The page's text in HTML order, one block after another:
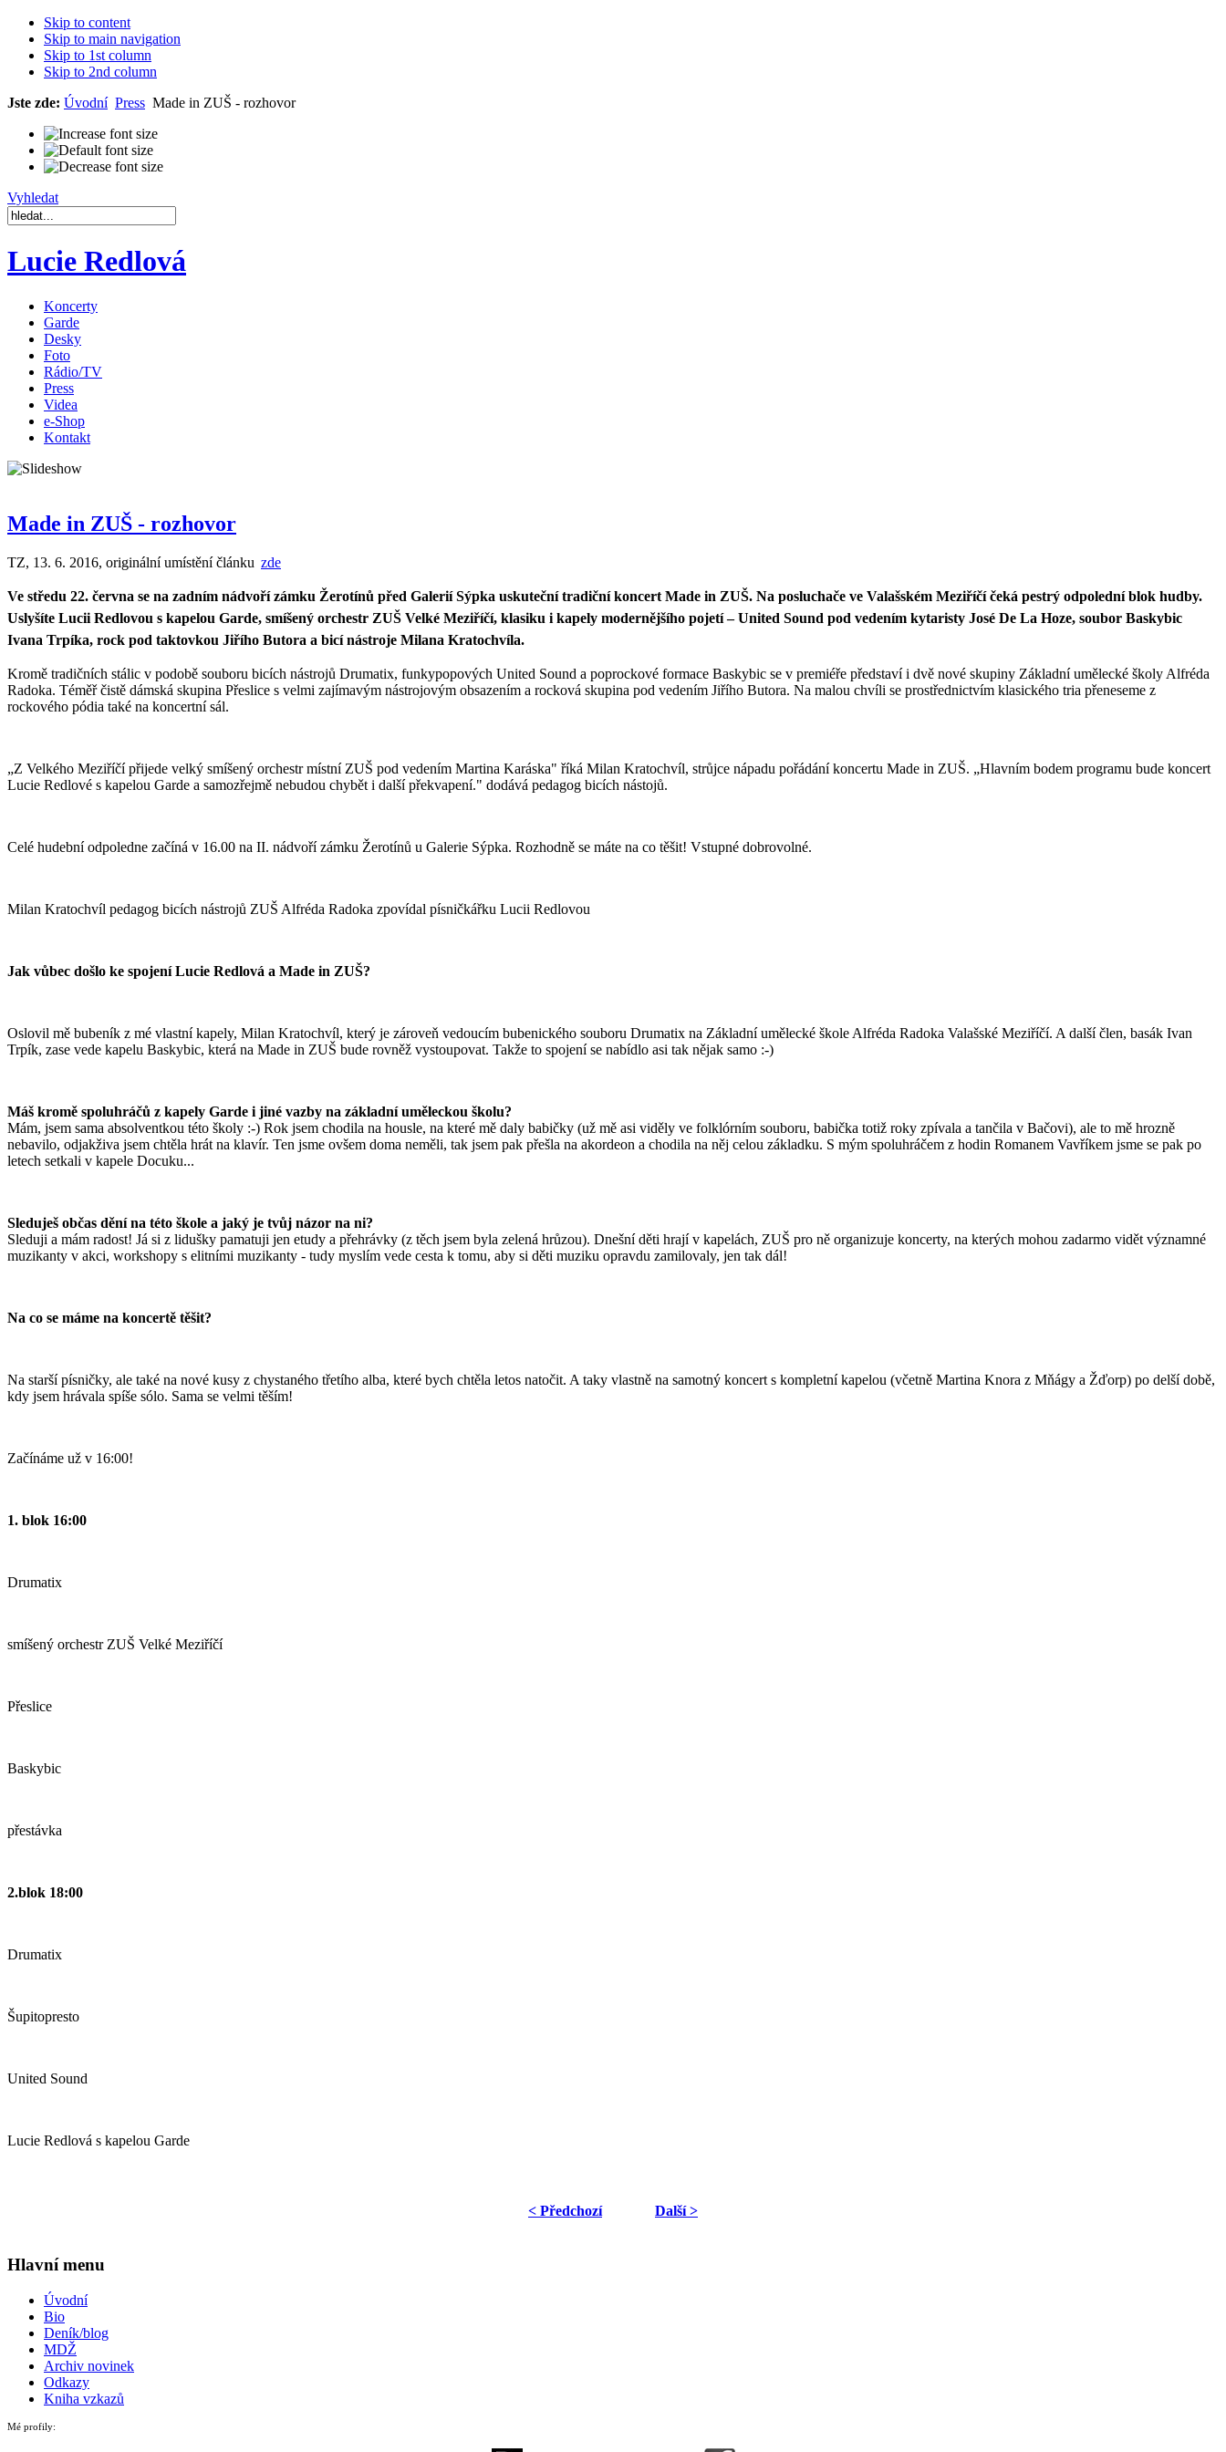
Skip to content
Skip to main navigation
Skip to 1st column
Skip to 2nd column
Jste zde: Úvodní Press Made in ZUŠ - rozhovor
Vyhledat
Lucie Redlová
Koncerty
Garde
Desky
Foto
Rádio/TV
Press
Videa
e-Shop
Kontakt
Made in ZUŠ - rozhovor
TZ, 13. 6. 2016, originální umístění článku zde
Ve středu 22. června se na zadním nádvoří zámku Žerotínů před Galerií Sýpka uskuteční tradiční koncert Made in ZUŠ. Na posluchače ve Valašském Meziříčí čeká pestrý odpolední blok hudby.
Uslyšíte Lucii Redlovou s kapelou Garde, smíšený orchestr ZUŠ Velké Meziříčí, klasiku i kapely modernějšího pojetí – United Sound pod vedením kytaristy José De La Hoze, soubor Baskybic
Ivana Trpíka, rock pod taktovkou Jiřího Butora a bicí nástroje Milana Kratochvíla.
Kromě tradičních stálic v podobě souboru bicích nástrojů Drumatix, funkypopových United Sound a poprockové formace Baskybic se v premiéře představí i dvě nové skupiny Základní umělecké školy Alfréda
Radoka. Téměř čistě dámská skupina Přeslice s velmi zajímavým nástrojovým obsazením a rocková skupina pod vedením Jiřího Butora. Na malou chvíli se prostřednictvím klasického tria přeneseme z
rockového pódia také na koncertní sál.
„Z Velkého Meziříčí přijede velký smíšený orchestr místní ZUŠ pod vedením Martina Karáska" říká Milan Kratochvíl, strůjce nápadu pořádání koncertu Made in ZUŠ. „Hlavním bodem programu bude koncert
Lucie Redlové s kapelou Garde a samozřejmě nebudou chybět i další překvapení." dodává pedagog bicích nástojů.
Celé hudební odpoledne začíná v 16.00 na II. nádvoří zámku Žerotínů u Galerie Sýpka. Rozhodně se máte na co těšit! Vstupné dobrovolné.
Milan Kratochvíl pedagog bicích nástrojů ZUŠ Alfréda Radoka zpovídal písničkářku Lucii Redlovou
Jak vůbec došlo ke spojení Lucie Redlová a Made in ZUŠ?
Oslovil mě bubeník z mé vlastní kapely, Milan Kratochvíl, který je zároveň vedoucím bubenického souboru Drumatix na Základní umělecké škole Alfréda Radoka Valašské Meziříčí. A další člen, basák Ivan
Trpík, zase vede kapelu Baskybic, která na Made in ZUŠ bude rovněž vystoupovat. Takže to spojení se nabídlo asi tak nějak samo :-)
Máš kromě spoluhráčů z kapely Garde i jiné vazby na základní uměleckou školu?
Mám, jsem sama absolventkou této školy :-) Rok jsem chodila na housle, na které mě daly babičky (už mě asi viděly ve folklórním souboru, babička totiž roky zpívala a tančila v Bačovi), ale to mě hrozně
nebavilo, odjakživa jsem chtěla hrát na klavír. Ten jsme ovšem doma neměli, tak jsem pak přešla na akordeon a chodila na něj celou základku. S mým spoluhráčem z hodin Romanem Vavříkem jsme se pak po
letech setkali v kapele Docuku...
Sleduješ občas dění na této škole a jaký je tvůj názor na ni?
Sleduji a mám radost! Já si z lidušky pamatuji jen etudy a přehrávky (z těch jsem byla zelená hrůzou). Dnešní děti hrají v kapelách, ZUŠ pro ně organizuje koncerty, na kterých mohou zadarmo vidět významné
muzikanty v akci, workshopy s elitními muzikanty - tudy myslím vede cesta k tomu, aby si děti muziku opravdu zamilovaly, jen tak dál!
Na co se máme na koncertě těšit?
Na starší písničky, ale také na nové kusy z chystaného třetího alba, které bych chtěla letos natočit. A taky vlastně na samotný koncert s kompletní kapelou (včetně Martina Knora z Mňágy a Žďorp) po delší době,
kdy jsem hrávala spíše sólo. Sama se velmi těším!
Začínáme už v 16:00!
1. blok 16:00
Drumatix
smíšený orchestr ZUŠ Velké Meziříčí
Přeslice
Baskybic
přestávka
2.blok 18:00
Drumatix
Šupitopresto
United Sound
Lucie Redlová s kapelou Garde
< Předchozí Další >
Hlavní menu
Úvodní
Bio
Deník/blog
MDŽ
Archiv novinek
Odkazy
Kniha vzkazů
Mé profily: